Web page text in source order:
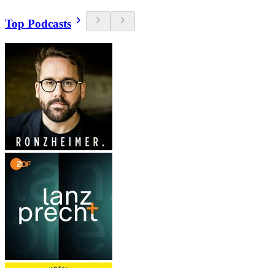
Top Podcasts